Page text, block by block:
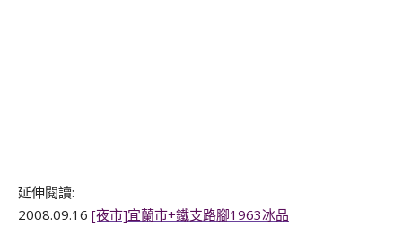
延伸閱讀:
2008.09.16 [夜市]宜蘭市+鐵支路腳1963冰品